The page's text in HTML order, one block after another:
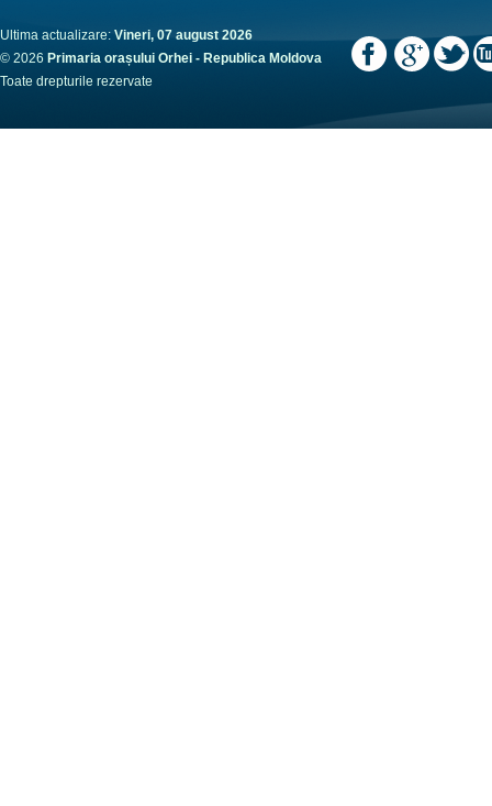
Ultima actualizare: Vineri, 07 august 2026
© 2026 Primaria orașului Orhei - Republica Moldova
Toate drepturile rezervate